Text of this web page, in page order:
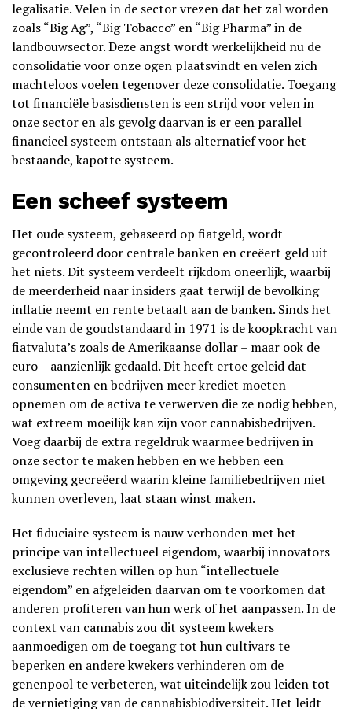
legalisatie. Velen in de sector vrezen dat het zal worden
zoals “Big Ag”, “Big Tobacco” en “Big Pharma” in de
landbouwsector. Deze angst wordt werkelijkheid nu de
consolidatie voor onze ogen plaatsvindt en velen zich
machteloos voelen tegenover deze consolidatie. Toegang
tot financiële basisdiensten is een strijd voor velen in
onze sector en als gevolg daarvan is er een parallel
financieel systeem ontstaan als alternatief voor het
bestaande, kapotte systeem.
Een scheef systeem
Het oude systeem, gebaseerd op fiatgeld, wordt
gecontroleerd door centrale banken en creëert geld uit
het niets. Dit systeem verdeelt rijkdom oneerlijk, waarbij
de meerderheid naar insiders gaat terwijl de bevolking
inflatie neemt en rente betaalt aan de banken. Sinds het
einde van de goudstandaard in 1971 is de koopkracht van
fiatvaluta’s zoals de Amerikaanse dollar – maar ook de
euro – aanzienlijk gedaald. Dit heeft ertoe geleid dat
consumenten en bedrijven meer krediet moeten
opnemen om de activa te verwerven die ze nodig hebben,
wat extreem moeilijk kan zijn voor cannabisbedrijven.
Voeg daarbij de extra regeldruk waarmee bedrijven in
onze sector te maken hebben en we hebben een
omgeving gecreëerd waarin kleine familiebedrijven niet
kunnen overleven, laat staan winst maken.
Het fiduciaire systeem is nauw verbonden met het
principe van intellectueel eigendom, waarbij innovators
exclusieve rechten willen op hun “intellectuele
eigendom” en afgeleiden daarvan om te voorkomen dat
anderen profiteren van hun werk of het aanpassen. In de
context van cannabis zou dit systeem kwekers
aanmoedigen om de toegang tot hun cultivars te
beperken en andere kwekers verhinderen om de
genenpool te verbeteren, wat uiteindelijk zou leiden tot
de vernietiging van de cannabisbiodiversiteit. Het leidt